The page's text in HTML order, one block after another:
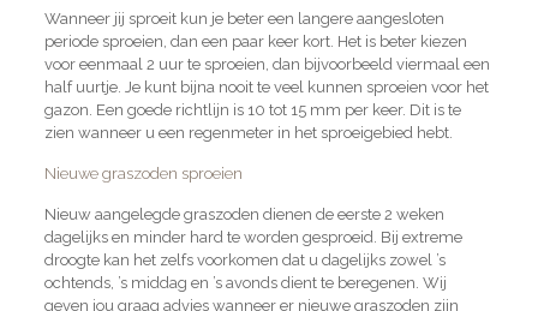
Wanneer jij sproeit kun je beter een langere aangesloten
periode sproeien, dan een paar keer kort. Het is beter kiezen
voor eenmaal 2 uur te sproeien, dan bijvoorbeeld viermaal een
half uurtje. Je kunt bijna nooit te veel kunnen sproeien voor het
gazon. Een goede richtlijn is 10 tot 15 mm per keer. Dit is te
zien wanneer u een regenmeter in het sproeigebied hebt.
Nieuwe graszoden sproeien
Nieuw aangelegde graszoden dienen de eerste 2 weken
dagelijks en minder hard te worden gesproeid. Bij extreme
droogte kan het zelfs voorkomen dat u dagelijks zowel ’s
ochtends, ’s middag en ’s avonds dient te beregenen. Wij
geven jou graag advies wanneer er nieuwe graszoden zijn